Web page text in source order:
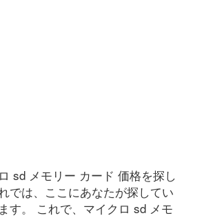
sd メモリー カード 価格を探し
では、ここにあなたが探してい
す。 これで、マイクロ sd メモ